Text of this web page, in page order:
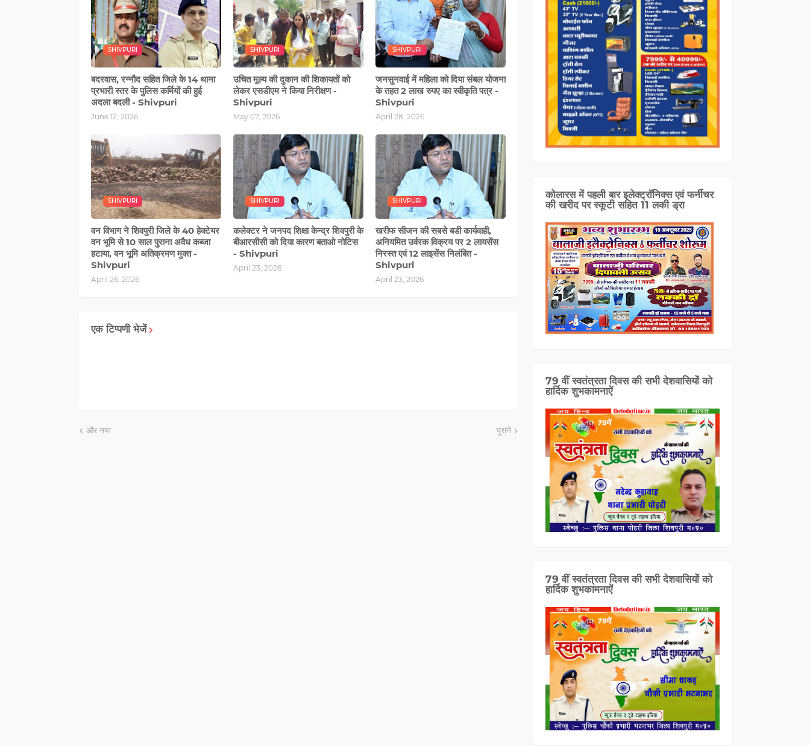
SHIVPURI
बदरवास, रन्‍नौद सहित जिले के 14 थाना
प्रभारी स्‍तर के पुलिस कर्मियों की हुई
अदला बदली - Shivpuri
June 12, 2026
SHIVPURI
उचित मूल्य की दुकान की शिकायतों को
लेकर एसडीएम ने किया निरीक्षण -
Shivpuri
May 07, 2026
SHIVPURI
जनसुनवाई में महिला को दिया संबल योजना
के तहत 2 लाख रुपए का स्वीकृति पत्र -
Shivpuri
April 28, 2026
SHIVPURI
वन विभाग ने शिवपुरी जिले के 40 हेक्टेयर
वन भूमि से 10 साल पुराना अवैध कब्जा
हटाया, वन भूमि अतिक्रमण मुक्त -
Shivpuri
April 26, 2026
SHIVPURI
कलेक्टर ने जनपद शिक्षा केन्द्र शिवपुरी के
बीआरसीसी को दिया कारण बताओ नोटिस
- Shivpuri
April 23, 2026
SHIVPURI
खरीफ सीजन की सबसे बडी कार्यवाही,
अनियमित उर्वरक विक्रय पर 2 लायसेंस
निरस्त एवं 12 लाइसेंस निलंबित -
Shivpuri
April 23, 2026
एक टिप्पणी भेजें
और नया पुराने
कोलारस में पहली बार इलेक्ट्रॉनिक्स एवं फर्नीचर
की खरीद पर स्कूटी सहित 11 लकी ड्रा
79 वीं स्वतंत्रता दिवस की सभी देशवासियों को
हार्दिक शुभकामनाऐं
79 वीं स्वतंत्रता दिवस की सभी देशवासियों को
हार्दिक शुभकामनाऐं